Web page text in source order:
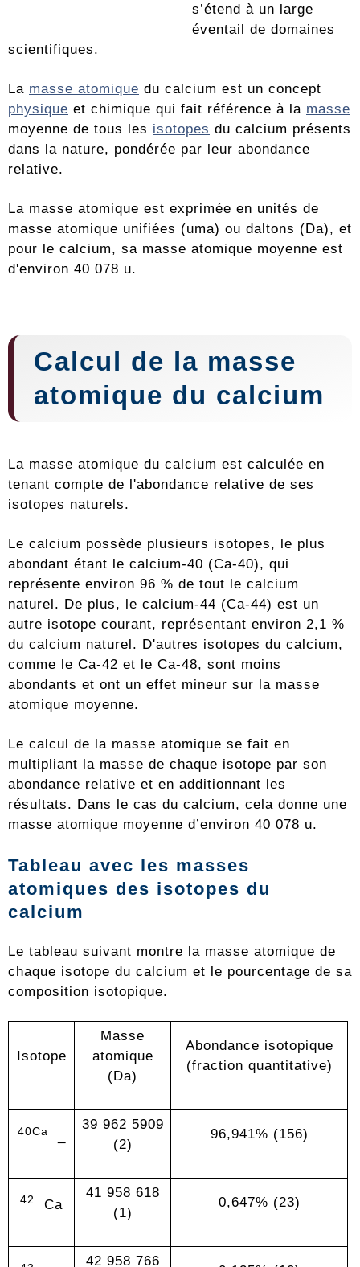
s’étend à un large
éventail de domaines
scientifiques.
La masse atomique du calcium est un concept
physique et chimique qui fait référence à la masse
moyenne de tous les isotopes du calcium présents
dans la nature, pondérée par leur abondance
relative.
La masse atomique est exprimée en unités de
masse atomique unifiées (uma) ou daltons (Da), et
pour le calcium, sa masse atomique moyenne est
d'environ 40 078 u.
Calcul de la masse
atomique du calcium
La masse atomique du calcium est calculée en
tenant compte de l'abondance relative de ses
isotopes naturels.
Le calcium possède plusieurs isotopes, le plus
abondant étant le calcium-40 (Ca-40), qui
représente environ 96 % de tout le calcium
naturel. De plus, le calcium-44 (Ca-44) est un
autre isotope courant, représentant environ 2,1 %
du calcium naturel. D'autres isotopes du calcium,
comme le Ca-42 et le Ca-48, sont moins
abondants et ont un effet mineur sur la masse
atomique moyenne.
Le calcul de la masse atomique se fait en
multipliant la masse de chaque isotope par son
abondance relative et en additionnant les
résultats. Dans le cas du calcium, cela donne une
masse atomique moyenne d’environ 40 078 u.
Tableau avec les masses
atomiques des isotopes du
calcium
Le tableau suivant montre la masse atomique de
chaque isotope du calcium et le pourcentage de sa
composition isotopique.
Isotope
Masse
atomique
(Da)
Abondance isotopique
(fraction quantitative)
40Ca
39 962 5909
(2)
96,941% (156)
42 Ca
41 958 618
(1)
0,647% (23)
42 958 766